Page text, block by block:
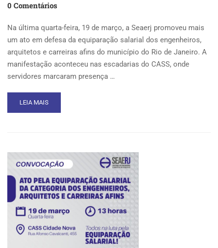
0 Comentários
Na última quarta-feira, 19 de março, a Seaerj promoveu mais
um ato em defesa da equiparação salarial dos engenheiros,
arquitetos e carreiras afins do município do Rio de Janeiro. A
manifestação aconteceu nas escadarias do CASS, onde
servidores marcaram presença …
READ
MORE
ATO
NA
PREFEITURA
DO
RIO
PELA
EQUIPARAÇÃO
SALARIAL
LEIA MAIS